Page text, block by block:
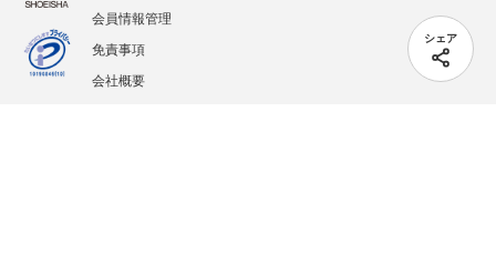
シェア
会員情報管理
免責事項
会社概要